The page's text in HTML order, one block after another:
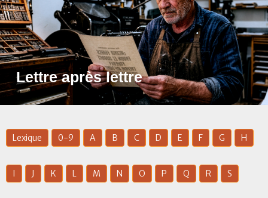
Lettre après lettre
Lexique 0-9 A B C D E F G H
I J K L M N O P Q R S